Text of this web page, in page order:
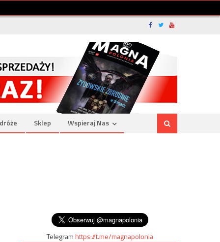
Sklep Wspieraj Nas
Telegramhttps://t.me/magnapolonia